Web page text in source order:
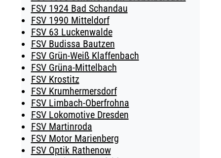
FSV 1924 Bad Schandau
FSV 1990 Mitteldorf
FSV 63 Luckenwalde
FSV Budissa Bautzen
FSV Grün-Weiß Klaffenbach
FSV Grüna-Mittelbach
FSV Krostitz
FSV Krumhermersdorf
FSV Limbach-Oberfrohna
FSV Lokomotive Dresden
FSV Martinroda
FSV Motor Marienberg
FSV Optik Rathenow